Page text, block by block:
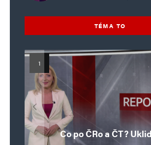
TÉMA TO
Co po ČRo a ČT?
Islamistický teror v EU,
Brutální poprava
katolického kněze
Hamela
Islamistický teror v EU,
Krvavé oslavy pádu
v Nice
Mýty o Václavu
Pivo, jazz, hádky,
i humor. Jakl boří
o bývalém
Vymíráme a politici
porodnost
dotace, byty ani
úvazky
Pim Fortuyn: Muž,
nestihl stát